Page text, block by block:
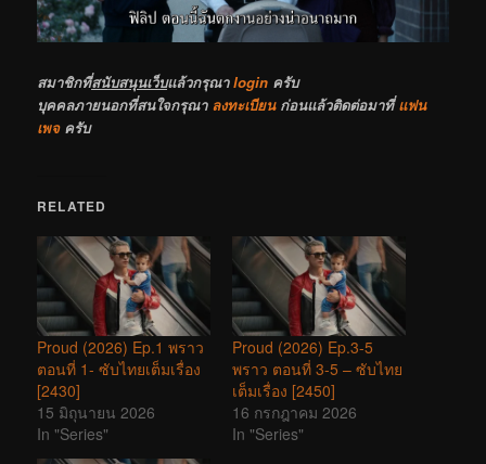
สมาชิกที่สนับสนุนเว็บแล้วกรุณาlogin ครับ
บุคคลภายนอกที่สนใจกรุณา ลงทะเบียนก่อนแล้วติดต่อมาที่แฟน
เพจครับ
RELATED
Proud (2026) Ep.1 พราว
ตอนที่ 1- ซับไทยเต็มเรื่อง
[2430]
15 มิถุนายน 2026
In "Series"
Proud (2026) Ep.3-5
พราว ตอนที่ 3-5 – ซับไทย
เต็มเรื่อง [2450]
16 กรกฎาคม 2026
In "Series"